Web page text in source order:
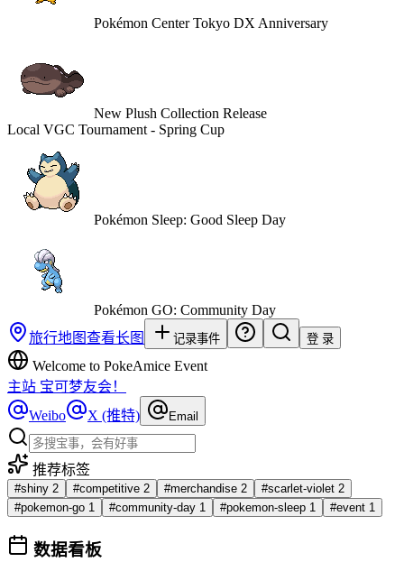
Pokémon Center Tokyo DX Anniversary
New Plush Collection Release
Local VGC Tournament - Spring Cup
Pokémon Sleep: Good Sleep Day
Pokémon GO: Community Day
旅行地图查看长图 记录事件 登 录
Welcome to PokeAmice Event
主站 宝可梦友会！
Weibo
X (推特) Email
推荐标签
#shiny 2 #competitive 2 #merchandise 2 #scarlet-violet 2
#pokemon-go 1 #community-day 1 #pokemon-sleep 1 #event 1
数据看板